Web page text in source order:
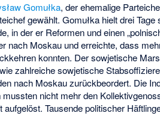
Gomułka, der ehemalige
gewählt. Gomułka hielt drei
, in der er Reformen und einen
nach Moskau und erreichte, dass
konnten. Der sowjetische
zahlreiche sowjetische
nach Moskau zurückbeordert. Die
mussten nicht mehr den
Tausende politischer